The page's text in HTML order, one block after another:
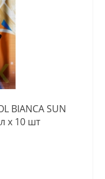
BIANCA SUN
х 10 шт